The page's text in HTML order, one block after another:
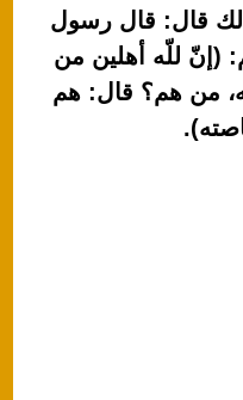
قال: قال رسول
(إنّ للّه أهلين من
من هم؟ قال: هم